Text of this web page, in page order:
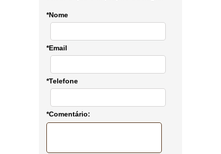
*Nome
*Email
*Telefone
*Comentário: